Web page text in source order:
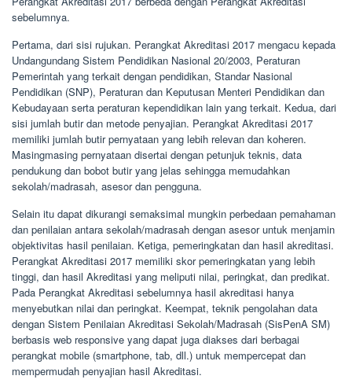
sebelumnya.
Pertama, dari sisi rujukan. Perangkat Akreditasi 2017 mengacu kepada
Undangundang Sistem Pendidikan Nasional 20/2003, Peraturan
Pemerintah yang terkait dengan pendidikan, Standar Nasional
Pendidikan (SNP), Peraturan dan Keputusan Menteri Pendidikan dan
Kebudayaan serta peraturan kependidikan lain yang terkait. Kedua, dari
sisi jumlah butir dan metode penyajian. Perangkat Akreditasi 2017
memiliki jumlah butir pernyataan yang lebih relevan dan koheren.
Masingmasing pernyataan disertai dengan petunjuk teknis, data
pendukung dan bobot butir yang jelas sehingga memudahkan
sekolah/madrasah, asesor dan pengguna.
Selain itu dapat dikurangi semaksimal mungkin perbedaan pemahaman
dan penilaian antara sekolah/madrasah dengan asesor untuk menjamin
objektivitas hasil penilaian. Ketiga, pemeringkatan dan hasil akreditasi.
Perangkat Akreditasi 2017 memiliki skor pemeringkatan yang lebih
tinggi, dan hasil Akreditasi yang meliputi nilai, peringkat, dan predikat.
Pada Perangkat Akreditasi sebelumnya hasil akreditasi hanya
menyebutkan nilai dan peringkat. Keempat, teknik pengolahan data
dengan Sistem Penilaian Akreditasi Sekolah/Madrasah (SisPenA SM)
berbasis web responsive yang dapat juga diakses dari berbagai
perangkat mobile (smartphone, tab, dll.) untuk mempercepat dan
mempermudah penyajian hasil Akreditasi.